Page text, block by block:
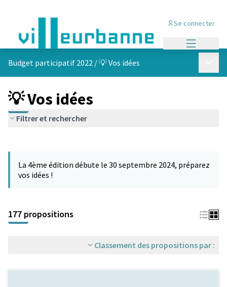
Se connecter
Budget participatif 2022 /💡 Vos idées
💡 Vos idées
Filtrer et rechercher
−
La 4ème édition débute le 30 septembre 2024, préparez
vos idées !
177 propositions
Classement des propositions par :